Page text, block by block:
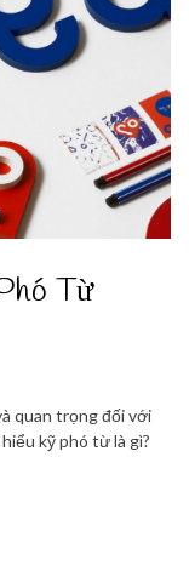
Từ
quan trọng đối với
kỹ phó từ là gì?